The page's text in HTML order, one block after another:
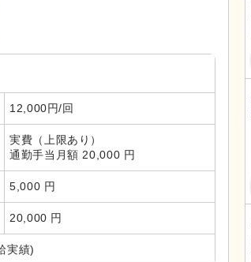
12,000円/回
実費（上限あり）
通勤手当月額 20,000 円
5,000 円
20,000 円
実績)